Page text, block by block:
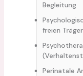
Begleitung
freien
Perinatale